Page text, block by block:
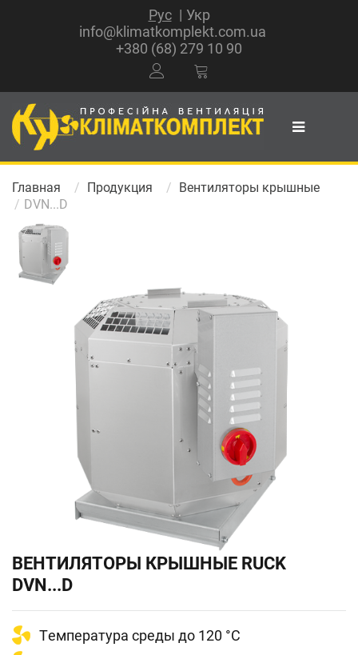
Рус
Укр
info@klimatkomplekt.com.ua
+380 (68) 279 10 90
Главная Продукция
Вентиляторы крышные
DVN...D
ВЕНТИЛЯТОРЫ КРЫШНЫЕ RUCK
DVN...D
Tемпература среды до 120 °С